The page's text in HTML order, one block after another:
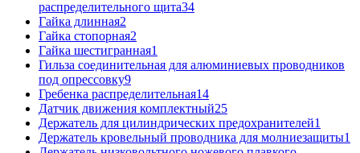
распределительного щита34
Гайка длинная2
Гайка стопорная2
Гайка шестигранная1
Гильза соединительная для алюминиевых проводников
под опрессовку9
Гребенка распределительная14
Датчик движения комплектный25
Держатель для цилиндрических предохранителей1
Держатель кровельный проводника для молниезащиты1